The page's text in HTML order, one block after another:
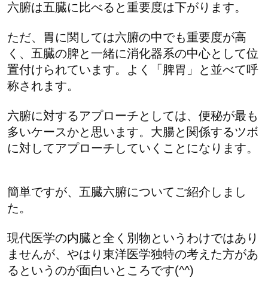
六腑は五臓に比べると重要度は下がります。
ただ、胃に関しては六腑の中でも重要度が高
く、五臓の脾と一緒に消化器系の中心として位
置付けられています。よく「脾胃」と並べて呼
称されます。
六腑に対するアプローチとしては、便秘が最も
多いケースかと思います。大腸と関係するツボ
に対してアプローチしていくことになります。
簡単ですが、五臓六腑についてご紹介しまし
た。
現代医学の内臓と全く別物というわけではあり
ませんが、やはり東洋医学独特の考えた方があ
るというのが面白いところです(^^)